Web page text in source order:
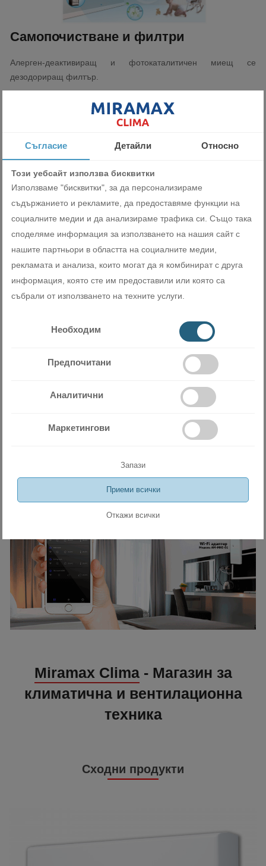
Самопочистване и филтри
Алерген-деактивиращ и фотокаталитичен миещ се
дезодориращ филтър.
Wi-Fi адаптор (опция) и лесно за
ползване безжично инфрачервено
дистанционно управление
За контрол на температура, скорост на вентилация, режими
отопление, охлаждане, изсушаване. С много възможности за
настройки, като напр. „Economy“ за икономия на енергия,
седмичен таймер, който да бъде програмиран съгласно
да бъде избран за през нощта и др. Има възможност за
работа в режим охлаждане при ниски външни температури.
Miramax Clima- Магазин за
климатична и вентилационна
техника
Сходни продукти
Съгласие Детайли Относно
Този уебсайт използва бисквитки
Използваме "бисквитки", за да персонализираме
съдържанието и рекламите, да предоставяме функции на
социалните медии и да анализираме трафика си. Също така
споделяме информация за използването на нашия сайт с
нашите партньори в областта на социалните медии,
рекламата и анализа, които могат да я комбинират с друга
информация, която сте им предоставили или която са
събрали от използването на техните услуги.
Необходим
Предпочитани
Аналитични
Маркетингови
Запази
Приеми всички
Откажи всички